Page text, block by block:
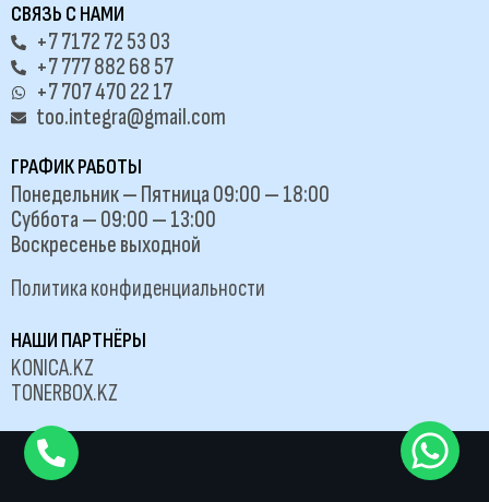
СВЯЗЬ С НАМИ
+7 7172 72 53 03
+7 777 882 68 57
+7 707 470 22 17
too.integra@gmail.com
ГРАФИК РАБОТЫ
Понедельник — Пятница 09:00 — 18:00
Суббота — 09:00 — 13:00
Воскресенье выходной
Политика конфиденциальности
НАШИ ПАРТНЁРЫ
KONICA.KZ
TONERBOX.KZ